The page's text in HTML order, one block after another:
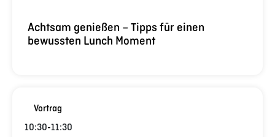
Achtsam genießen – Tipps für einen
bewussten Lunch Moment
Vortrag
10:30-11:30